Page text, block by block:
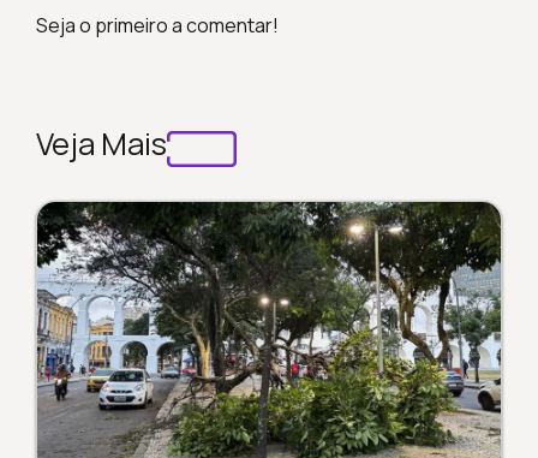
Seja o primeiro a comentar!
Veja Mais